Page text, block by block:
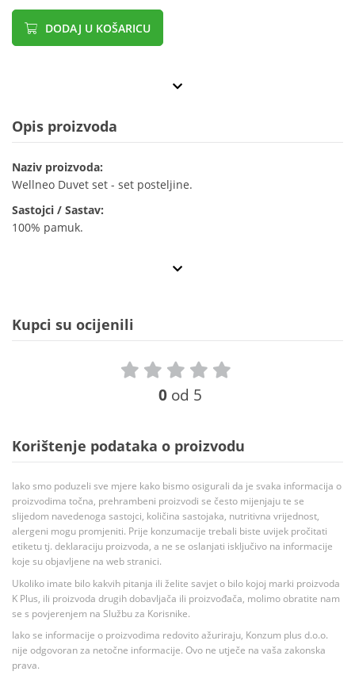
DODAJ U KOŠARICU
Opis proizvoda
Naziv proizvoda:
Wellneo Duvet set - set posteljine.
Sastojci / Sastav:
100% pamuk.
Kupci su ocijenili
0 od 5
Korištenje podataka o proizvodu
Iako smo poduzeli sve mjere kako bismo osigurali da je svaka informacija o
proizvodima točna, prehrambeni proizvodi se često mijenjaju te se
slijedom navedenoga sastojci, količina sastojaka, nutritivna vrijednost,
alergeni mogu promjeniti. Prije konzumacije trebali biste uvijek pročitati
etiketu tj. deklaraciju proizvoda, a ne se oslanjati isključivo na informacije
koje su objavljene na web stranici.
Ukoliko imate bilo kakvih pitanja ili želite savjet o bilo kojoj marki proizvoda
K Plus, ili proizvoda drugih dobavljača ili proizvođača, molimo obratite nam
se s povjerenjem na Službu za Korisnike.
Iako se informacije o proizvodima redovito ažuriraju, Konzum plus d.o.o.
nije odgovoran za netočne informacije. Ovo ne utječe na vaša zakonska
prava.